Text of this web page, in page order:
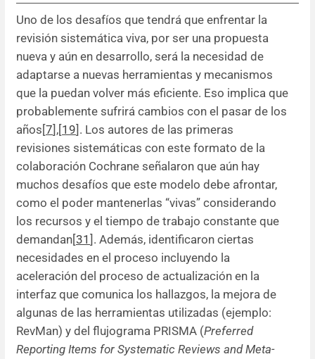
Uno de los desafíos que tendrá que enfrentar la
revisión sistemática viva, por ser una propuesta
nueva y aún en desarrollo, será la necesidad de
adaptarse a nuevas herramientas y mecanismos
que la puedan volver más eficiente. Eso implica que
probablemente sufrirá cambios con el pasar de los
años[7],[19]. Los autores de las primeras
revisiones sistemáticas con este formato de la
colaboración Cochrane señalaron que aún hay
muchos desafíos que este modelo debe afrontar,
como el poder mantenerlas “vivas” considerando
los recursos y el tiempo de trabajo constante que
demandan[31 ]. Además, identificaron ciertas
necesidades en el proceso incluyendo la
aceleración del proceso de actualización en la
interfaz que comunica los hallazgos, la mejora de
algunas de las herramientas utilizadas (ejemplo:
RevMan) y del flujograma PRISMA (Preferred
Reporting Items for Systematic Reviews and Meta-